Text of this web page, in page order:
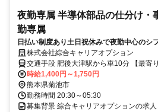
夜勤専属 半導体部品の仕分け・
勤専属
日払い制度あり土日祝休みで夜勤中心のシ
株式会社綜合キャリアオプション
交通手段 肥後大津駅から車10分 【最寄
大津駅」
時給1,400円～1,750円
熊本県菊池市
勤務時間 20:30～05:30
募集背景 綜合キャリアオプションの求